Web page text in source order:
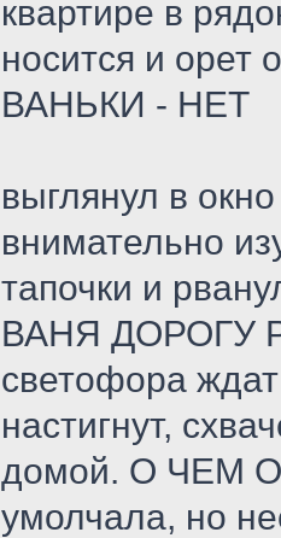
квартире в
носится и
ВАНЬКИ - НЕТ
выглянул в
внимательно
тапочки и
ВАНЯ ДОРОГУ
светофора
настигнут,
домой. О ЧЕМ
умолчала, но